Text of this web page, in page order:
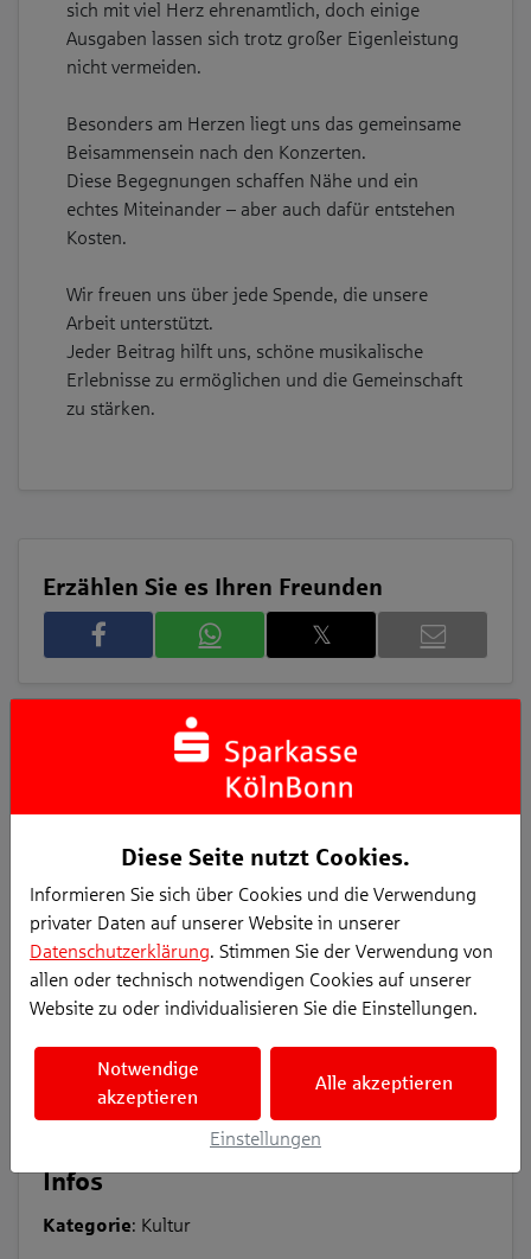
Diese Seite nutzt Cookies.
Informieren Sie sich über Cookies und die Verwendung
privater Daten auf unserer Website in unserer
Datenschutzerklärung. Stimmen Sie der Verwendung von
allen oder technisch notwendigen Cookies auf unserer
Website zu oder individualisieren Sie die Einstellungen.
Notwendige
akzeptieren
Alle akzeptieren
Einstellungen
sich mit viel Herz ehrenamtlich, doch einige
Ausgaben lassen sich trotz großer Eigenleistung
nicht vermeiden.
Besonders am Herzen liegt uns das gemeinsame
Beisammensein nach den Konzerten.
Diese Begegnungen schaffen Nähe und ein
echtes Miteinander – aber auch dafür entstehen
Kosten.
Wir freuen uns über jede Spende, die unsere
Arbeit unterstützt.
Jeder Beitrag hilft uns, schöne musikalische
Erlebnisse zu ermöglichen und die Gemeinschaft
zu stärken.
Erzählen Sie es Ihren Freunden
𝕏
Projekt unterstützen
Weiter zur Zahlung
Infos
Kategorie: Kultur